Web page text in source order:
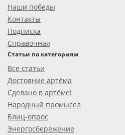
Наши победы
Контакты
Подписка
Справочная
Статьи по категориям
Все статьи
Достояние артёма
Сделано в артёме!
Народный промысел
Блиц-опрос
Энергосбережение